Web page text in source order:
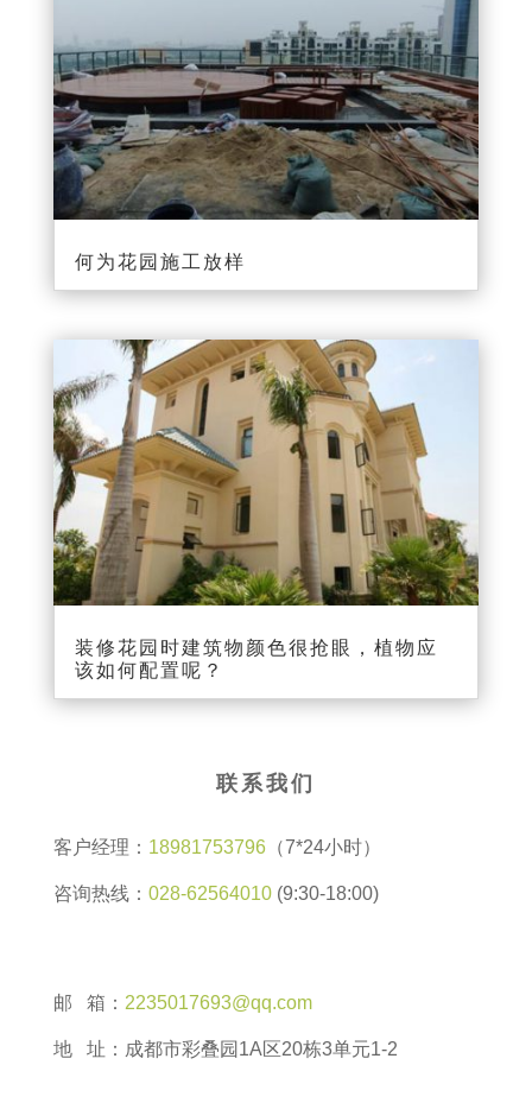
何为花园施工放样
装修花园时建筑物颜色很抢眼，植物应
该如何配置呢？
联系我们
客户经理： 18981753796（7*24小时）
咨询热线： 028-62564010(9:30-18:00)
邮 箱： 2235017693@qq.com
地 址：成都市彩叠园1A区20栋3单元1-2